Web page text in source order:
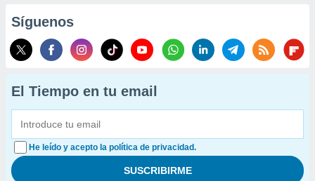
Síguenos
El Tiempo en tu email
He leído y acepto la política de privacidad.